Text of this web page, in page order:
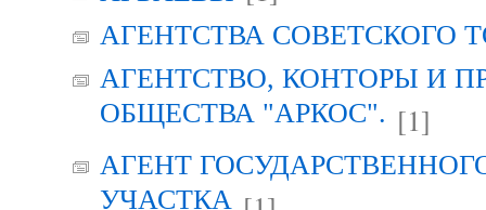
АГЕНТСТВА СОВЕТСКОГО
АГЕНТСТВО, КОНТОРЫ И
ОБЩЕСТВА "АРКОС". [1]
АГЕНТ